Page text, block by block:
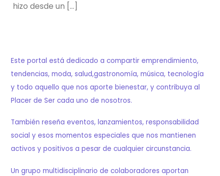
hizo desde un […]
Este portal está dedicado a compartir emprendimiento,
tendencias, moda, salud,gastronomía, música, tecnología
y todo aquello que nos aporte bienestar, y contribuya al
Placer de Ser cada uno de nosotros.
También reseña eventos, lanzamientos, responsabilidad
social y esos momentos especiales que nos mantienen
activos y positivos a pesar de cualquier circunstancia.
Un grupo multidisciplinario de colaboradores aportan